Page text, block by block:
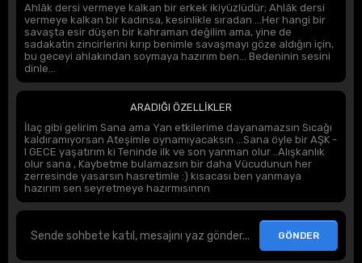
Ahlâk dersi vermeye kalkan bir erkek ikiyüzlüdür; Ahlâk dersi
vermeye kalkan bir kadınsa, kesinlikle sıradan …Her hangi bir
savaşta esir düşen bir kahraman değilim ama, yine de
sadakatin zincirlerini kırıp benimle savaşmayı göze aldığın için,
bu geceyi ahlakından soymaya hazırım ben... Bedeninin sesini
dinle...
ARADIĞI ÖZELLİKLER
İlaç gibi gelirim Sana ama Yan etkilerime dayanamazsın Sıcağı
kaldıramıyorsan Ateşimle oynamıyacaksın ...Sana öyle bir AŞK -
I GECE yaşatırım ki Teninde ilk ve son yanman olur ..Alışkanlık
olur sana , Kaybetme bulamazsın bir daha Vücudunun her
zerresinde yasarsın hasretimle :) kısacası ben yanmaya
hazırım sen seyretmeye hazırmısınnn